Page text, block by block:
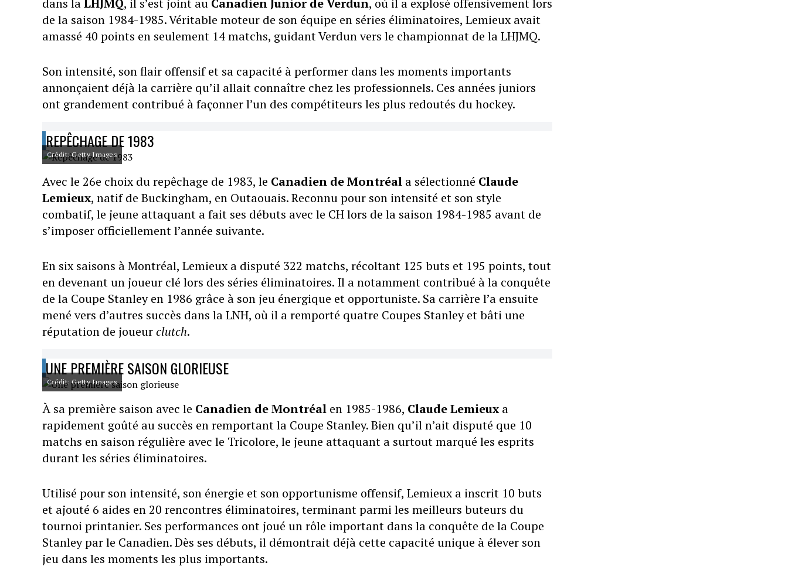
dans laLHJMQ, il s’est joint au Canadien Junior de Verdun, où il a explosé offensivement lors
de la saison 1984-1985. Véritable moteur de son équipe en séries éliminatoires, Lemieux avait
amassé 40 points en seulement 14 matchs, guidant Verdun vers le championnat de la LHJMQ.
Son intensité, son flair offensif et sa capacité à performer dans les moments importants
annonçaient déjà la carrière qu’il allait connaître chez les professionnels. Ces années juniors
ont grandement contribué à façonner l’un des compétiteurs les plus redoutés du hockey.
REPÊCHAGE DE 1983
Crédit: Getty Images
Avec le 26e choix du repêchage de 1983, le Canadien de Montréal a sélectionné Claude
Lemieux, natif de Buckingham, en Outaouais. Reconnu pour son intensité et son style
combatif, le jeune attaquant a fait ses débuts avec le CH lors de la saison 1984-1985 avant de
s’imposer officiellement l’année suivante.
En six saisons à Montréal, Lemieux a disputé 322 matchs, récoltant 125 buts et 195 points, tout
en devenant un joueur clé lors des séries éliminatoires. Il a notamment contribué à la conquête
de la Coupe Stanley en 1986 grâce à son jeu énergique et opportuniste. Sa carrière l’a ensuite
mené vers d’autres succès dans la LNH, où il a remporté quatre Coupes Stanley et bâti une
réputation de joueurclutch.
UNE PREMIÈRE SAISON GLORIEUSE
Crédit: Getty Images
À sa première saison avec le Canadien de Montréal en 1985-1986, Claude Lemieux a
rapidement goûté au succès en remportant la Coupe Stanley. Bien qu’il n’ait disputé que 10
matchs en saison régulière avec le Tricolore, le jeune attaquant a surtout marqué les esprits
durant les séries éliminatoires.
Utilisé pour son intensité, son énergie et son opportunisme offensif, Lemieux a inscrit 10 buts
et ajouté 6 aides en 20 rencontres éliminatoires, terminant parmi les meilleurs buteurs du
tournoi printanier. Ses performances ont joué un rôle important dans la conquête de la Coupe
Stanley par le Canadien. Dès ses débuts, il démontrait déjà cette capacité unique à élever son
jeu dans les moments les plus importants.